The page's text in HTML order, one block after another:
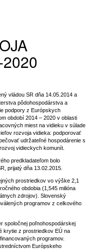
vládou SR dňa 14.05.2014 a
pôdohospodárstva a
podpory z Európskych
období 2014 – 2020 v oblasti
miest na vidieku v súlade
rozvoja vidieka: podporovať
udržateľné hospodárenie s
vidieckych komunít.
predkladateľom bolo
prijatý dňa 13.02.2015.
prostriedkov vo výške 2,1
obdobia (1,545 milióna
zdrojov). Slovenský
programov z celkového
spoločnej poľnohospodárskej
krytie z prostriedkov EÚ na
programov.
Európskeho